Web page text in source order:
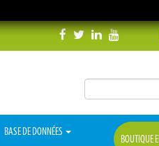
BASE DE DONNÉES
BOUTIQUE